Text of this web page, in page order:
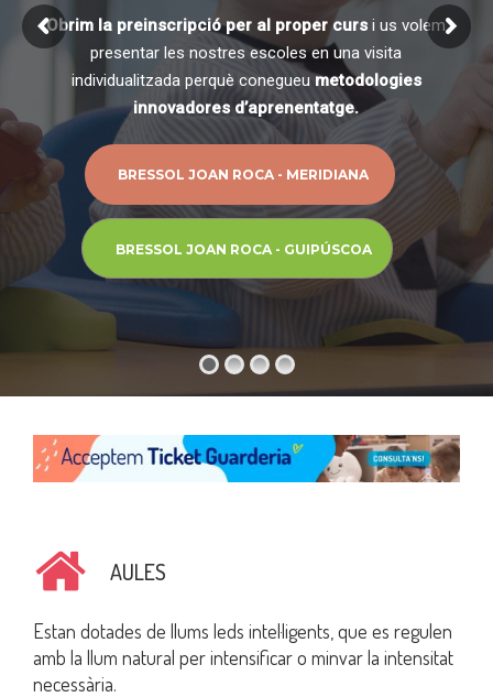
Obrim la preinscripció per al proper curs i us volem
presentar les nostres escoles en una visita
individualitzada perquè conegueumetodologies
innovadores d’aprenentatge.
BRESSOL JOAN ROCA - GUIPÚSCOA
BRESSOL JOAN ROCA - MERIDIANA
AULES
Estan dotades de llums leds intel·ligents , que es regulen
amb la llum natural per intensificar o minvar la intensitat
necessària.